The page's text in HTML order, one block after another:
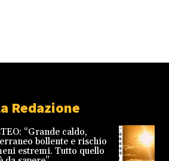
Redazione
“Grande caldo,
bollente e rischio
estremi. Tutto quello